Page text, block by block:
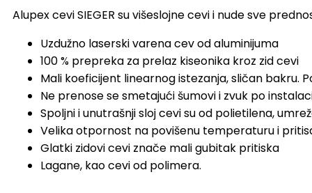
Alupex cevi SIEGER su višeslojne cevi i nude sve
Uzdužno laserski varena cev od aluminijuma
100 % prepreka za prelaz kiseonika kroz zid cevi
Mali koeficijent linearnog istezanja, sličan bakru.
Ne prenose se smetajući šumovi i zvuk po
Spoljni i unutrašnji sloj cevi su od polietilena,
Velika otpornost na povišenu temperaturu i
Glatki zidovi cevi znače mali gubitak pritiska
Lagane, kao cevi od polimera.